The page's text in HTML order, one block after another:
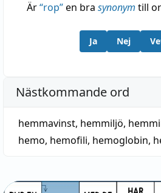
Är“rop”en bra synonym till
Ja Nej
Nästkommande ord
hemmavinst, hemmiljö,
hemo, hemofili, hemoglobin,